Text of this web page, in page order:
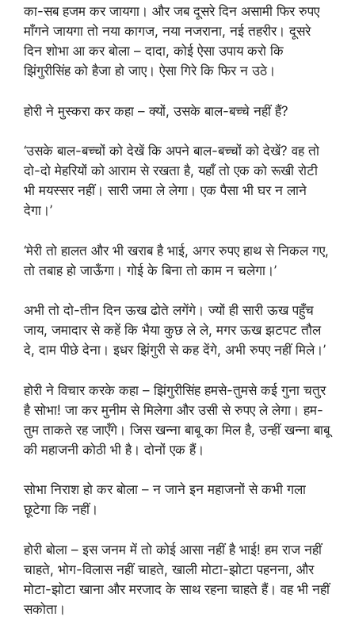
का-सब हजम कर जायगा। और जब दूसरे दिन असामी फिर रुपए
माँगने जायगा तो नया कागज, नया नजराना, नई तहरीर। दूसरे
दिन शोभा आ कर बोला – दादा, कोई ऐसा उपाय करो कि
झिंगुरीसिंह को हैजा हो जाए। ऐसा गिरे कि फिर न उठे।
होरी ने मुस्करा कर कहा – क्यों, उसके बाल-बच्चे नहीं हैं?
‘उसके बाल-बच्चों को देखें कि अपने बाल-बच्चों को देखें? वह तो
दो-दो मेहरियों को आराम से रखता है, यहाँ तो एक को रूखी रोटी
भी मयस्सर नहीं। सारी जमा ले लेगा। एक पैसा भी घर न लाने
देगा।’
‘मेरी तो हालत और भी खराब है भाई, अगर रुपए हाथ से निकल गए,
तो तबाह हो जाऊँगा। गोई के बिना तो काम न चलेगा।’
अभी तो दो-तीन दिन ऊख ढोते लगेंगे। ज्यों ही सारी ऊख पहुँच
जाय, जमादार से कहें कि भैया कुछ ले ले, मगर ऊख झटपट तौल
दे, दाम पीछे देना। इधर झिंगुरी से कह देंगे, अभी रुपए नहीं मिले।’
होरी ने विचार करके कहा – झिंगुरीसिंह हमसे-तुमसे कई गुना चतुर
है सोभा! जा कर मुनीम से मिलेगा और उसी से रुपए ले लेगा। हम-
तुम ताकते रह जाएँगे। जिस खन्ना बाबू का मिल है, उन्हीं खन्ना बाबू
की महाजनी कोठी भी है। दोनों एक हैं।
सोभा निराश हो कर बोला – न जाने इन महाजनों से कभी गला
छूटेगा कि नहीं।
होरी बोला – इस जनम में तो कोई आसा नहीं है भाई! हम राज नहीं
चाहते, भोग-विलास नहीं चाहते, खाली मोटा-झोटा पहनना, और
मोटा-झोटा खाना और मरजाद के साथ रहना चाहते हैं। वह भी नहीं
सकोता।